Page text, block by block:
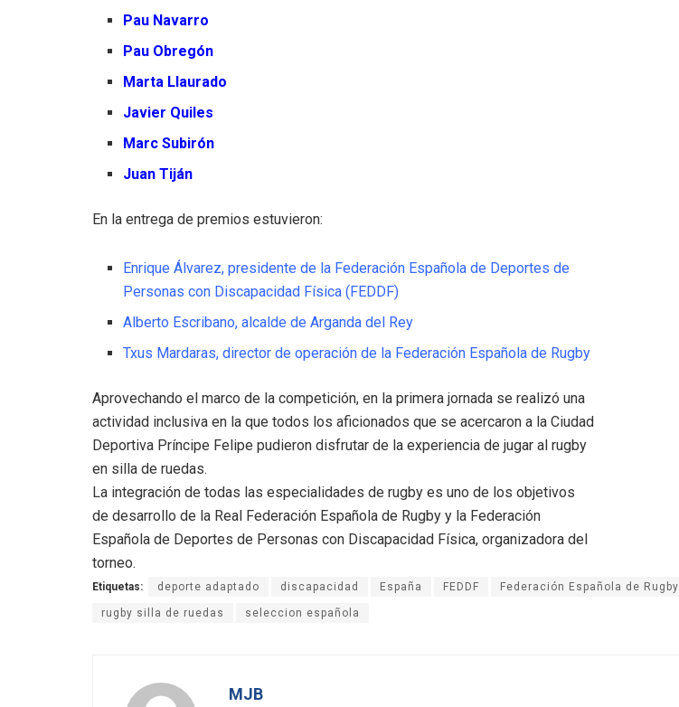
Pau Navarro
Pau Obregón
Marta Llaurado
Javier Quiles
Marc Subirón
Juan Tiján
En la entrega de premios estuvieron:
Enrique Álvarez, presidente de la Federación Española de Deportes de
Personas con Discapacidad Física (FEDDF)
Alberto Escribano, alcalde de Arganda del Rey
Txus Mardaras, director de operación de la Federación Española de Rugby
Aprovechando el marco de la competición, en la primera jornada se realizó una
actividad inclusiva en la que todos los aficionados que se acercaron a la Ciudad
Deportiva Príncipe Felipe pudieron disfrutar de la experiencia de jugar al rugby
en silla de ruedas.
La integración de todas las especialidades de rugby es uno de los objetivos
de desarrollo de la Real Federación Española de Rugby y la Federación
Española de Deportes de Personas con Discapacidad Física, organizadora del
torneo.
Etiquetas: deporte adaptado discapacidad España FEDDF Federación Española de Rugby
rugby silla de ruedas seleccion española
MJB